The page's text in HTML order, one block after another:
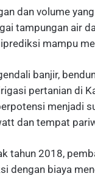
dan volume
tampungan air
mampu
banjir,
pertanian di
menjadi
dan tempat
tahun 2018,
dengan biaya